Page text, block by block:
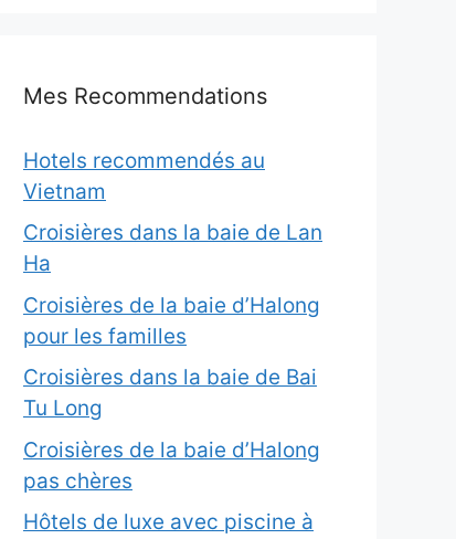
Mes Recommendations
Hotels recommendés au
Vietnam
Croisières dans la baie de Lan
Ha
Croisières de la baie d’Halong
pour les familles
Croisières dans la baie de Bai
Tu Long
Croisières de la baie d’Halong
pas chères
Hôtels de luxe avec piscine à